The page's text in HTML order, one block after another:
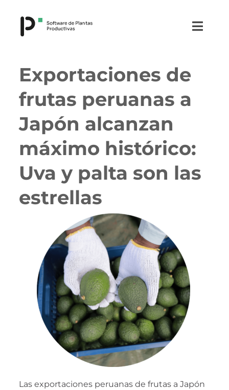
contenido
Toggle
¿Cómo funciona?
Módulos
Noticias
PRUÉBALO GRATIS
Exportaciones de
frutas peruanas a
Japón alcanzan
máximo histórico:
Uva y palta son las
estrellas
Las exportaciones peruanas de frutas a Japón